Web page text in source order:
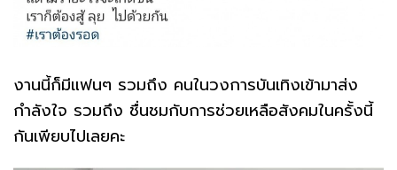
งานนี้ก็มีแฟนๆ รวมถึง คนในวงการบันเทิงเข้ามาส่ง
กำลังใจ รวมถึง ชื่นชมกับการช่วยเหลือสังคมในครั้งนี้
กันเพียบไปเลยคะ